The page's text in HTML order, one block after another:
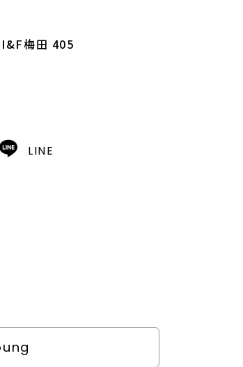
梅田 405
LINE